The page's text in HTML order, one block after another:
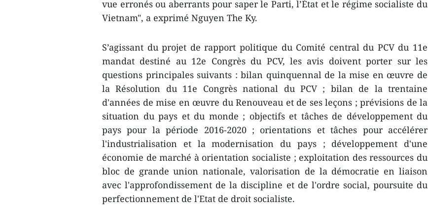
vue erronés ou aberrants pour saper le Parti, l’État et le régime socialiste du
Vietnam", a exprimé Nguyen The Ky.
S’agissant du projet de rapport politique du Comité central du PCV du 11e
mandat destiné au 12e Congrès du PCV, les avis doivent porter sur les
questions principales suivants : bilan quinquennal de la mise en œuvre de
la Résolution du 11e Congrès national du PCV ; bilan de la trentaine
d'années de mise en œuvre du Renouveau et de ses leçons ; prévisions de la
situation du pays et du monde ; objectifs et tâches de développement du
pays pour la période 2016-2020 ; orientations et tâches pour accélérer
l'industrialisation et la modernisation du pays ; développement d'une
économie de marché à orientation socialiste ; exploitation des ressources du
bloc de grande union nationale, valorisation de la démocratie en liaison
avec l'approfondissement de la discipline et de l'ordre social, poursuite du
perfectionnement de l'Etat de droit socialiste.